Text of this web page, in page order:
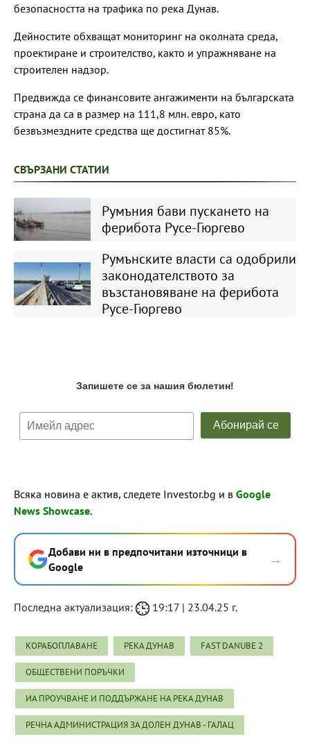
безопасността на трафика по река Дунав.
Дейностите обхващат мониторинг на околната среда,
проектиране и строителство, както и упражняване на
строителен надзор.
Предвижда се финансовите ангажименти на българската
страна да са в размер на 111,8 млн. евро, като
безвъзмездните средства ще достигнат 85%.
СВЪРЗАНИ СТАТИИ
Румъния бави пускането на
ферибота Русе-Гюргево
Румънските власти са одобрили
законодателството за
възстановяване на ферибота
Русе-Гюргево
Всяка новина е актив, следете Investor.bg и в Google
News Showcase.
Добави ни в предпочитани източници в
Google
→
Последна актуализация: 19:17 | 23.04.25 г.
КОРАБОПЛАВАНЕ РЕКА ДУНАВ FAST DANUBE 2
ОБЩЕСТВЕНИ ПОРЪЧКИ
ИА ПРОУЧВАНЕ И ПОДДЪРЖАНЕ НА РЕКА ДУНАВ
РЕЧНА АДМИНИСТРАЦИЯ ЗА ДОЛЕН ДУНАВ - ГАЛАЦ